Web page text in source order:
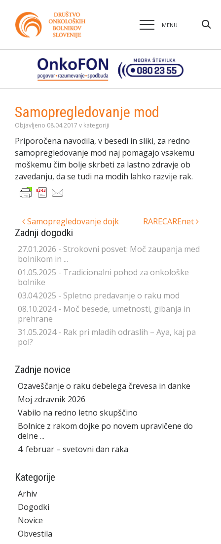
Samopregledovanje mod
Objavljeno 08.04.2017 v kategoriji
Priporočena navodila, v besedi in sliki, za redno
samopregledovanje mod naj pomagajo vsakemu
moškemu čim bolje skrbeti za lastno zdravje ob
zavedanju, da se tudi na modih lahko razvije rak.
Post
navigation
Samopregledovanje dojk RARECAREnet
Zadnji dogodki
27.01.2026 - Strokovni posvet: Moč zaupanja med
bolnikom in ...
01.05.2025 - Tradicionalni pohod za onkološke
bolnike
03.04.2025 - Spletno predavanje o raku mod
08.10.2024 - Moč besede, umetnosti, gibanja in
prehrane
31.05.2024 - Rak pri mladih odraslih – Aya, kaj pa
pol?
Zadnje novice
Ozaveščanje o raku debelega črevesa in danke
Moj zdravnik 2026
Vabilo na redno letno skupščino
Bolnice z rakom dojke po novem upravičene do
delne ...
4. februar – svetovni dan raka
Kategorije
Arhiv
Dogodki
Novice
Obvestila
MENU